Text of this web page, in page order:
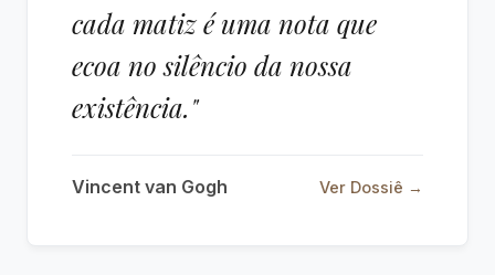
cada matiz é uma nota que
ecoa no silêncio da nossa
existência."
Vincent van Gogh Ver Dossiê →